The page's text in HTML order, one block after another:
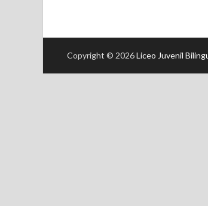
Copyright © 2026Liceo Juvenil